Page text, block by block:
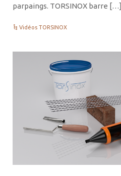
parpaings. TORSINOX barre […]
Vidéos TORSINOX